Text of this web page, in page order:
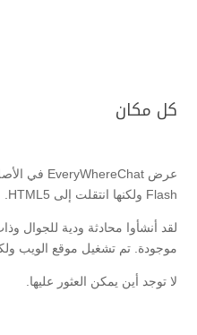
كل مكان
Flash ولكنها انتقلت إلى HTML5.
لقد أنشأوا محادثة ودية للجوال
موجودة. تم تشغيل موقع الويب
لا توجد أين يمكن العثور عليها.